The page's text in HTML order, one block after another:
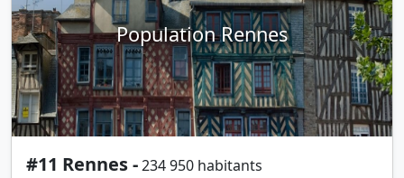
Population Rennes
#11 Rennes -234 950 habitants